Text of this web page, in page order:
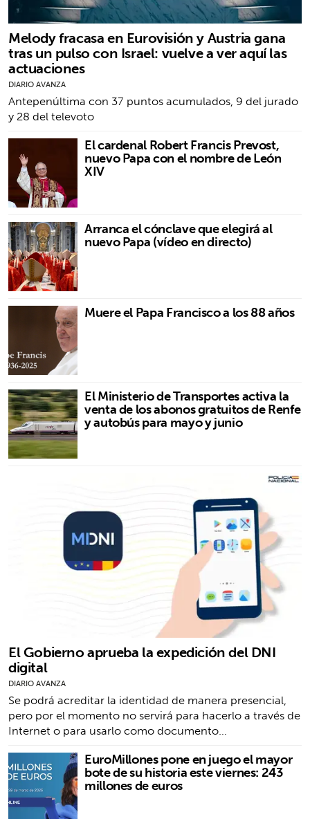
Melody fracasa en Eurovisión y Austria gana
tras un pulso con Israel: vuelve a ver aquí las
actuaciones
DIARIO AVANZA
Antepenúltima con 37 puntos acumulados, 9 del jurado
y 28 del televoto
El cardenal Robert Francis Prevost,
nuevo Papa con el nombre de León
XIV
Arranca el cónclave que elegirá al
nuevo Papa (vídeo en directo)
Muere el Papa Francisco a los 88 años
El Ministerio de Transportes activa la
venta de los abonos gratuitos de Renfe
y autobús para mayo y junio
El Gobierno aprueba la expedición del DNI
digital
DIARIO AVANZA
Se podrá acreditar la identidad de manera presencial,
pero por el momento no servirá para hacerlo a través de
Internet o para usarlo como documento…
EuroMillones pone en juego el mayor
bote de su historia este viernes: 243
millones de euros